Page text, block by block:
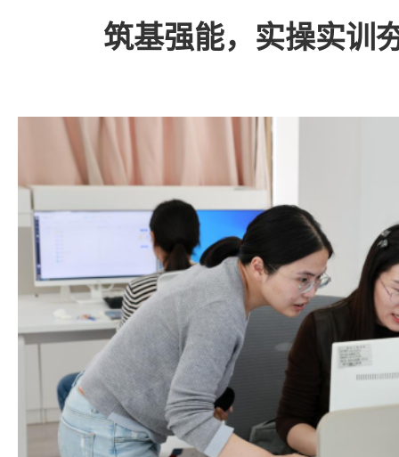
筑基强能，实操实训